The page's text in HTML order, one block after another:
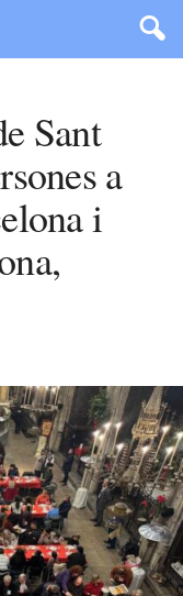
Sant
a
i